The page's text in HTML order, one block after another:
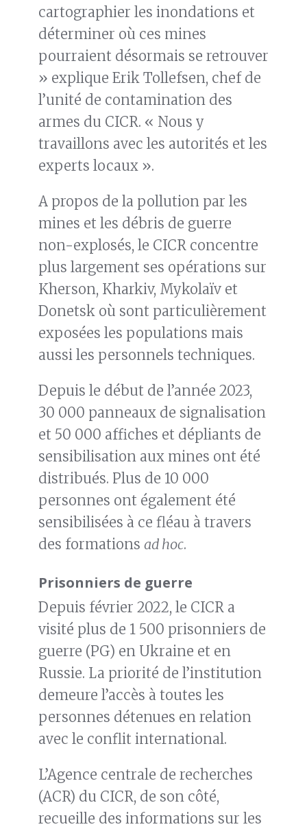
cartographier les inondations et
déterminer où ces mines
pourraient désormais se retrouver
» explique Erik Tollefsen, chef de
l’unité de contamination des
armes du CICR. « Nous y
travaillons avec les autorités et les
experts locaux ».
A propos de la pollution par les
mines et les débris de guerre
non-explosés, le CICR concentre
plus largement ses opérations sur
Kherson, Kharkiv, Mykolaïv et
Donetsk où sont particulièrement
exposées les populations mais
aussi les personnels techniques.
Depuis le début de l’année 2023,
30 000 panneaux de signalisation
et 50 000 affiches et dépliants de
sensibilisation aux mines ont été
distribués. Plus de 10 000
personnes ont également été
sensibilisées à ce fléau à travers
des formations ad hoc.
Prisonniers de guerre
Depuis février 2022, le CICR a
visité plus de 1 500 prisonniers de
guerre (PG) en Ukraine et en
Russie. La priorité de l’institution
demeure l’accès à toutes les
personnes détenues en relation
avec le conflit international.
L’Agence centrale de recherches
(ACR) du CICR, de son côté,
recueille des informations sur les